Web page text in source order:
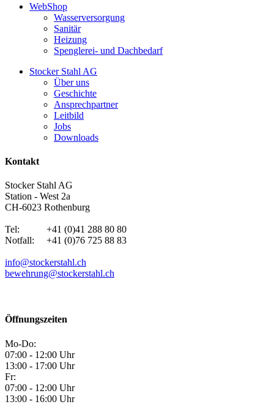
WebShop
Wasserversorgung
Sanitär
Heizung
Spenglerei- und Dachbedarf
Stocker Stahl AG
Über uns
Geschichte
Ansprechpartner
Leitbild
Jobs
Downloads
Kontakt
Stocker Stahl AG
Station - West 2a
CH-6023 Rothenburg
Tel: +41 (0)41 288 80 80
Notfall: +41 (0)76 725 88 83
info@stockerstahl.ch
bewehrung@stockerstahl.ch
Öffnungszeiten
Mo-Do:
07:00 - 12:00 Uhr
13:00 - 17:00 Uhr
Fr:
07:00 - 12:00 Uhr
13:00 - 16:00 Uhr